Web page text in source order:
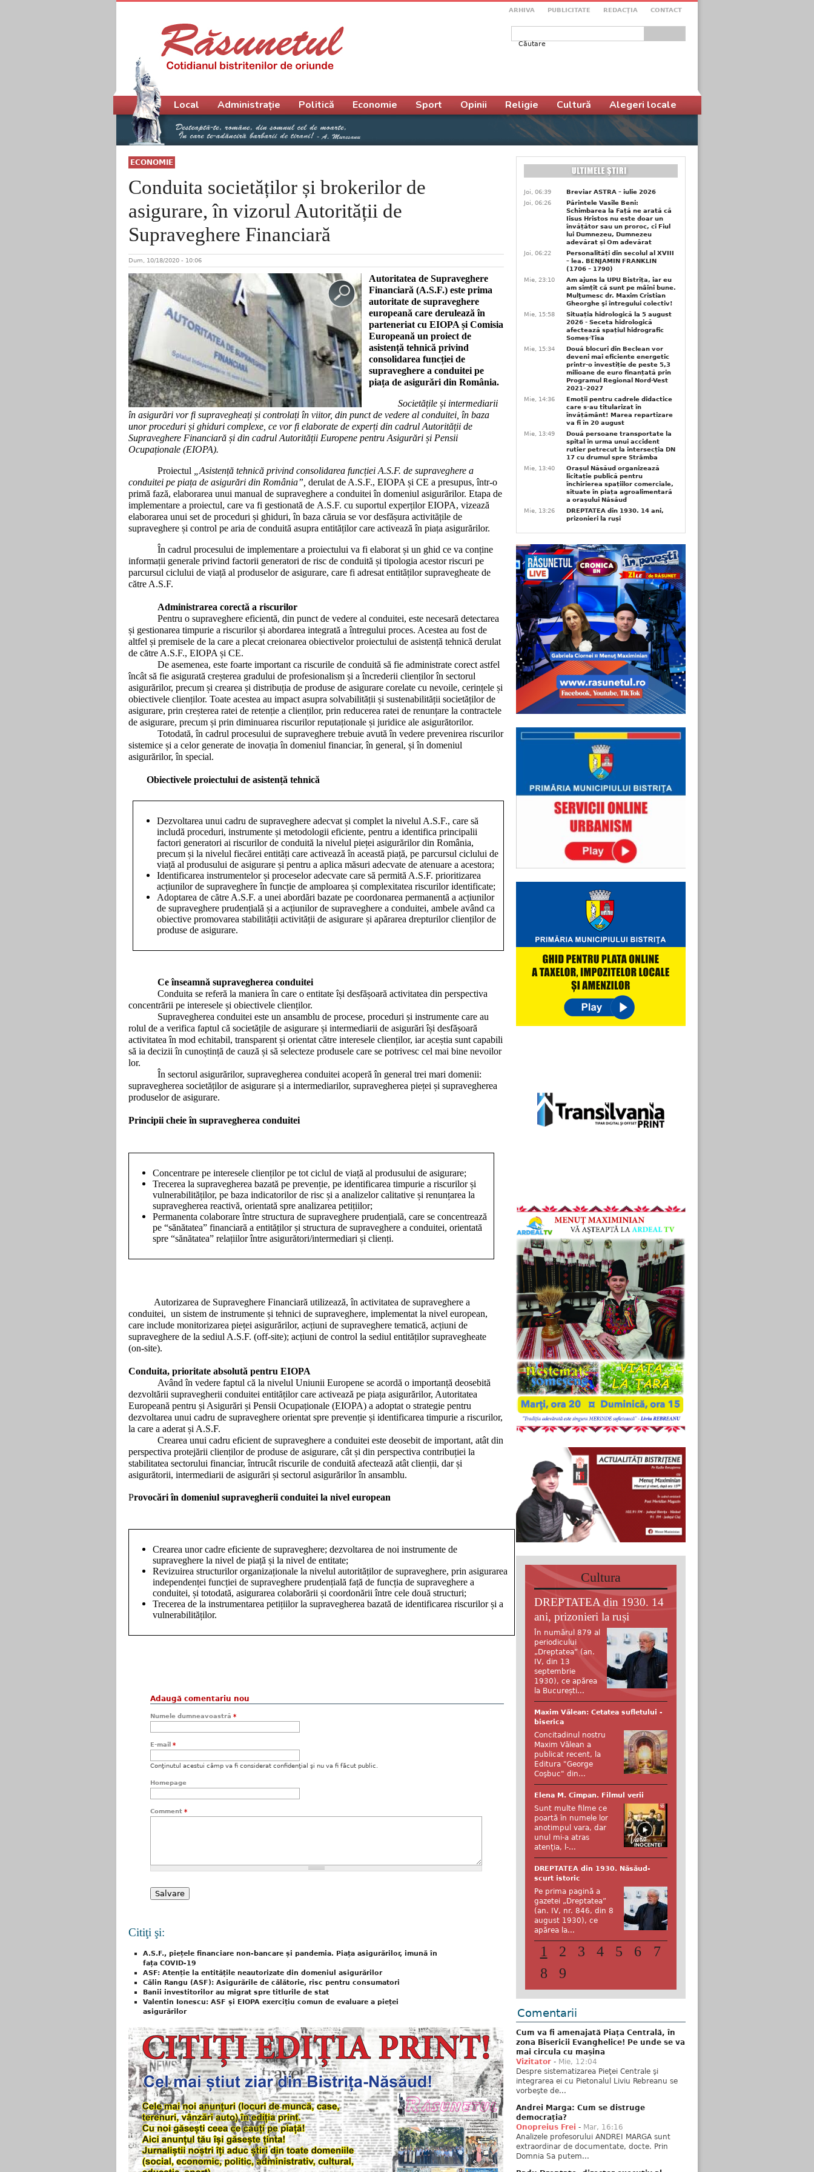
ARHIVA PUBLICITATE REDACŢIA CONTACT
Formular de căutare
ECONOMIE
Conduita societăților și brokerilor de
asigurare, în vizorul Autorității de
Supraveghere Financiară
Dum, 10/18/2020 - 10:06
Autoritatea de Supraveghere
Financiară (A.S.F.) este prima
autoritate de supraveghere
europeană care deruleazăîn
parteneriat cu EIOPA și Comisia
Europeană un proiect de
asistență tehnică privind
consolidarea funcției de
supraveghere a conduitei pe
piața de asigurări din România.
Societățile și intermediarii
în asigurări vor fi supravegheați și controlați în viitor, din punct de vedere al conduitei, în baza
unor proceduri și ghiduri complexe, ce vor fi elaborate de experți din cadrul Autorității de
Supraveghere Financiară și din cadrul Autorității Europene pentru Asigurări și Pensii
Ocupaționale (EIOPA).
Proiectul
„Asistență tehnică privind consolidarea funcției A.S.F. de supraveghere a
conduitei pe piața de asigurări din România”, derulat de A.S.F., EIOPA și CE a presupus, într-o
primă fază, elaborarea unui manual de supraveghere a conduitei în domeniul asigurărilor. Etapa de
implementare a proiectul, care va fi gestionată de A.S.F. cu suportul experților EIOPA, vizează
elaborarea unui set de proceduri și ghiduri, în baza căruia se vor desfășura activitățile de
supraveghere și control pe aria de conduită asupra entităților care activează în piața asigurărilor.
În cadrul procesului de implementare a proiectului va fi elaborat și un ghid ce va conține
informații generale privind factorii generatori de risc de conduită și tipologia acestor riscuri pe
parcursul ciclului de viață al produselor de asigurare, care fi adresat entităților supravegheate de
către A.S.F.
Administrarea corectă a riscurilor
Pentru o supraveghere eficientă, din punct de vedere al conduitei, este necesară detectarea
și gestionarea timpurie a riscurilor și abordarea integrată a întregului proces. Acestea au fost de
altfel și premisele de la care a plecat creionarea obiectivelor proiectului de asistență tehnică derulat
de către A.S.F., EIOPA și CE.
De asemenea, este foarte important ca riscurile de conduită să fie administrate corect astfel
încât să fie asigurată creșterea gradului de profesionalism și a încrederii clienților în sectorul
asigurărilor, precum și crearea și distribuția de produse de asigurare corelate cu nevoile, cerințele și
obiectivele clienților. Toate acestea au impact asupra solvabilității și sustenabilității societăților de
asigurare, prin creșterea ratei de retenție a clienților, prin reducerea ratei de renunțare la contractele
de asigurare, precum și prin diminuarea riscurilor reputaționale și juridice ale asigurătorilor.
Totodată, în cadrul procesului de supraveghere trebuie avută în vedere prevenirea riscurilor
sistemice și a celor generate de inovația în domeniul financiar, în general, și în domeniul
asigurărilor, în special.
Obiectivele proiectului de asistență tehnică
Dezvoltarea unui cadru de supraveghere adecvat și complet la nivelul A.S.F., care să
includă proceduri, instrumente și metodologii eficiente, pentru a identifica principalii
factori generatori ai riscurilor de conduită la nivelul pieței asigurărilor din România,
precum și la nivelul fiecărei entități care activează în această piață, pe parcursul ciclului de
viață al produsului de asigurare și pentru a aplica măsuri adecvate de atenuare a acestora;
Identificarea instrumentelor și proceselor adecvate care să permită A.S.F. prioritizarea
acțiunilor de supraveghere în funcție de amploarea și complexitatea riscurilor identificate;
Adoptarea de către A.S.F. a unei abordări bazate pe coordonarea permanentă a acțiunilor
de supraveghere prudențială și a acțiunilor de supraveghere a conduitei, ambele având ca
obiective promovarea stabilității activității de asigurare și apărarea drepturilor clienților de
produse de asigurare.
Ce înseamnă supravegherea conduitei
Conduita se referă la maniera în care o entitate își desfășoară activitatea din perspectiva
concentrării pe interesele și obiectivele clienților.
Supravegherea conduitei este un ansamblu de procese, proceduri și instrumente care au
rolul de a verifica faptul că societățile de asigurare și intermediarii de asigurări își desfășoară
activitatea în mod echitabil, transparent și orientat către interesele clienților, iar aceștia sunt capabili
să ia decizii în cunoștință de cauză și să selecteze produsele care se potrivesc cel mai bine nevoilor
lor.
În sectorul asigurărilor, supravegherea conduitei acoperă în general trei mari domenii:
supravegherea societăților de asigurare și a intermediarilor, supravegherea pieței și supravegherea
produselor de asigurare.
Principii cheie în supravegherea conduitei
Concentrare pe interesele clienților pe tot ciclul de viață al produsului de asigurare;
Trecerea la supravegherea bazată pe prevenție, pe identificarea timpurie a riscurilor și
vulnerabilităților, pe baza indicatorilor de risc și a analizelor calitative și renunțarea la
supravegherea reactivă, orientată spre analizarea petițiilor;
Permanenta colaborare între structura de supraveghere prudențială, care se concentrează
pe “sănătatea” financiară a entităților și structura de supraveghere a conduitei, orientată
spre “sănătatea” relațiilor între asigurători/intermediari și clienți.
Autorizarea de Supraveghere Financiară utilizează, în activitatea de supraveghere a
conduitei, un sistem de instrumente și tehnici de supraveghere, implementat la nivel european,
care include monitorizarea pieței asigurărilor, acțiuni de supraveghere tematică, acțiuni de
supraveghere de la sediul A.S.F. (off-site); acțiuni de control la sediul entităților supravegheate
(on-site).
Conduita, prioritate absolută pentru EIOPA
Având în vedere faptul că la nivelul Uniunii Europene se acordă o importanță deosebită
dezvoltării supravegherii conduitei entităților care activează pe piața asigurărilor, Autoritatea
Europeană pentru și Asigurări și Pensii Ocupaționale (EIOPA) a adoptat o strategie pentru
dezvoltarea unui cadru de supraveghere orientat spre prevenție și identificarea timpurie a riscurilor,
la care a aderat și A.S.F.
Crearea unui cadru eficient de supraveghere a conduitei este deosebit de important, atât din
perspectiva protejării clienților de produse de asigurare, cât și din perspectiva contribuției la
stabilitatea sectorului financiar, întrucât riscurile de conduită afectează atât clienții, dar și
asigurătorii, intermediarii de asigurări și sectorul asigurărilor în ansamblu.
Provocări în domeniul supravegherii conduitei la nivel european
Crearea unor cadre eficiente de supraveghere; dezvoltarea de noi instrumente de
supraveghere la nivel de piață și la nivel de entitate;
Revizuirea structurilor organizaționale la nivelul autorităților de supraveghere, prin asigurarea
independenței funcției de supraveghere prudențială față de funcția de supraveghere a
conduitei, și totodată, asigurarea colaborării și coordonării între cele două structuri;
Trecerea de la instrumentarea petițiilor la supravegherea bazată de identificarea riscurilor și a
vulnerabilităților.
Adaugă comentariu nou
Numele dumneavoastră *
E-mail *
Conţinutul acestui câmp va fi considerat confidenţial şi nu va fi făcut public.
Homepage
Comment *
Citiţi şi:
A.S.F., piețele financiare non-bancare și pandemia. Piața asigurărilor, imună în
fața COVID-19
ASF: Atenție la entitățile neautorizate din domeniul asigurărilor
Călin Rangu (ASF): Asigurările de călătorie, risc pentru consumatori
Banii investitorilor au migrat spre titlurile de stat
Valentin Ionescu: ASF și EIOPA exercițiu comun de evaluare a pieței
asigurărilor
Meniu principal
Local Administrație Politică Economie Sport Opinii Religie Cultură Alegeri locale
Joi, 06:39
Breviar ASTRA – iulie 2026
Joi, 06:26
Părintele Vasile Beni:
Schimbarea la Față ne arată că
Iisus Hristos nu este doar un
învățător sau un proroc, ci Fiul
lui Dumnezeu, Dumnezeu
adevărat și Om adevărat
Joi, 06:22
Personalități din secolul al XVIII
– lea. BENJAMIN FRANKLIN
(1706 – 1790)
Mie, 23:10
Am ajuns la UPU Bistrița, iar eu
am simțit că sunt pe mâini bune.
Mulţumesc dr. Maxim Cristian
Gheorghe şi întregului colectiv!
Mie, 15:58
Situația hidrologică la 5 august
2026 - Seceta hidrologică
afectează spațiul hidrografic
Someș-Tisa
Mie, 15:34
Două blocuri din Beclean vor
deveni mai eficiente energetic
printr-o investiție de peste 5,3
milioane de euro finanțată prin
Programul Regional Nord-Vest
2021–2027
Mie, 14:36
Emoții pentru cadrele didactice
care s-au titularizat în
învățământ! Marea repartizare
va fi în 20 august
Mie, 13:49
Două persoane transportate la
spital în urma unui accident
rutier petrecut la intersecția DN
17 cu drumul spre Strâmba
Mie, 13:40
Orașul Năsăud organizează
licitație publică pentru
închirierea spațiilor comerciale,
situate în piața agroalimentară
a orașului Năsăud
Mie, 13:26
DREPTATEA din 1930. 14 ani,
prizonieri la ruși
Cultura
DREPTATEA din 1930. 14
ani, prizonieri la ruși
În numărul 879 al
periodicului
„Dreptatea” (an.
IV, din 13
septembrie
1930), ce apărea
la București...
Maxim Vălean: Cetatea sufletului -
biserica
Concitadinul nostru
Maxim Vălean a
publicat recent, la
Editura "George
Coşbuc" din...
Elena M. Cîmpan. Filmul verii
Sunt multe filme ce
poartă în numele lor
anotimpul vara, dar
unul mi-a atras
atenția, l-...
DREPTATEA din 1930. Năsăud-
scurt istoric
Pe prima pagină a
gazetei „Dreptatea”
(an. IV, nr. 846, din 8
august 1930), ce
apărea la...
1 2 3 4 5 6
7
8
9
Comentarii
Cum va fi amenajată Piața Centrală, în
zona Bisericii Evanghelice! Pe unde se va
mai circula cu mașina
Vizitator - Mie, 12:04
Despre sistematizarea Pieţei Centrale şi
integrarea ei cu Pietonalul Liviu Rebreanu se
vorbeşte de...
Andrei Marga: Cum se distruge
democrația?
Onopreius Frei - Mar, 16:16
Analizele profesorului ANDREI MARGA sunt
extraordinar de documentate, docte. Prin
Domnia Sa putem...